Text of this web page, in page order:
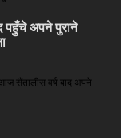
पहुँचे अपने पुराने
सैंतालीस वर्ष बाद अपने